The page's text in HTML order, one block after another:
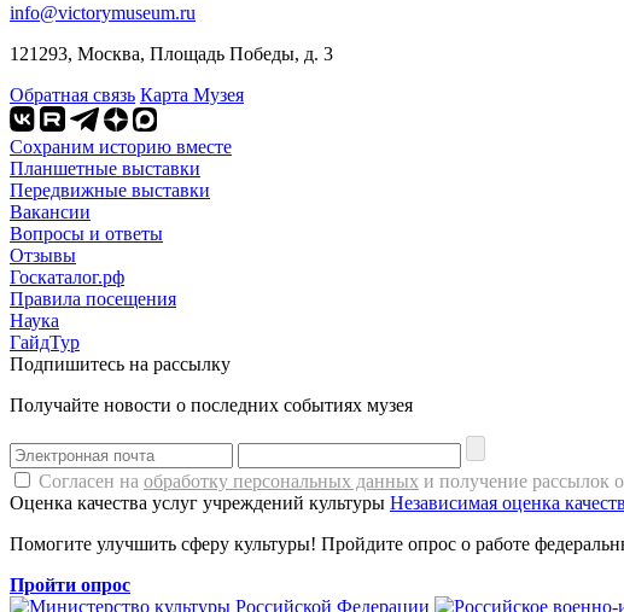
info@victorymuseum.ru
121293, Москва, Площадь Победы, д. 3
Обратная связь Карта Музея
Сохраним историю вместе
Планшетные выставки
Передвижные выставки
Вакансии
Вопросы и ответы
Отзывы
Госкаталог.рф
Правила посещения
Наука
ГайдТур
Подпишитесь на рассылку
Получайте новости о последних событиях музея
Согласен на обработку персональных данных и получение рассылок
Оценка качества услуг учреждений культуры Независимая оценка
Помогите улучшить сферу культуры! Пройдите опрос о работе
Пройти опрос